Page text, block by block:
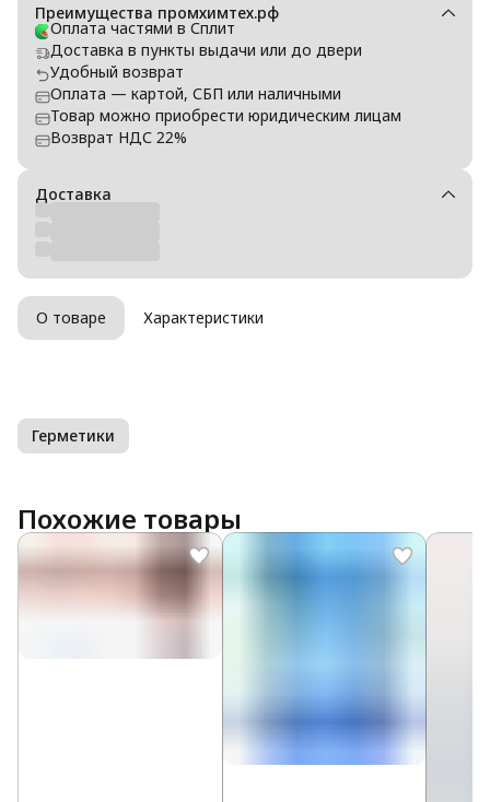
Преимущества промхимтех.рф
Оплата частями в Сплит
Доставка в пункты выдачи или до двери
Удобный возврат
Оплата — картой, СБП или наличными
Товар можно приобрести юридическим лицам
Возврат НДС 22%
Доставка
О товаре Характеристики
Герметики
Похожие товары